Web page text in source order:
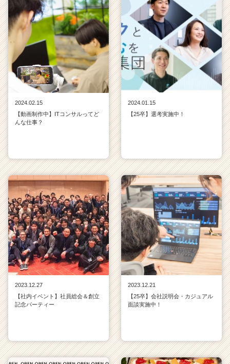
2024.02.15
【動画制作中】ITコンサルってど
んな仕事？
2024.01.15
【25卒】選考実施中！
2023.12.27
【社内イベント】社員総会＆創立
記念パーティー
2023.12.21
【25卒】会社説明会・カジュアル
面談実施中！